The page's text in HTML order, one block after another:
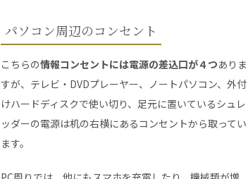
パソコン周辺のコンセント
こちらの情報コンセントには電源の差込口が４つありま
すが、テレビ・DVDプレーヤー、ノートパソコン、外付
けハードディスクで使い切り、足元に置いているシュレ
ッダーの電源は机の右横にあるコンセントから取ってい
ます。